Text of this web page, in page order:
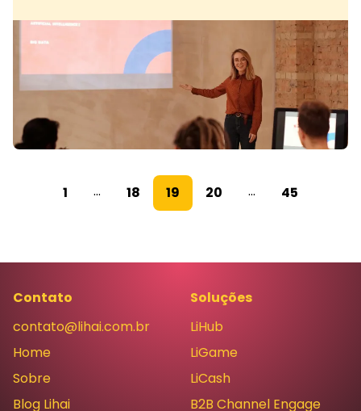
1 ... 18 19 20 ... 45
Contato
contato@lihai.com.br
Home
Sobre
Blog Lihai
Soluções
LiHub
LiGame
LiCash
B2B Channel Engage